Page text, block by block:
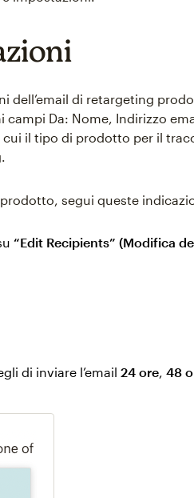
dell’email di retargeting
campi Da: Nome, Indirizzo
il tipo di prodotto per il
segui queste
“Edit Recipients” (Modifica
di inviare l’email24 ore,48